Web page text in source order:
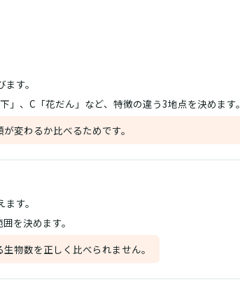
す。
」、C「花だん」など、特徴の違う3地点を決めます。
変わるか比べるためです。
す。
を決めます。
物数を正しく比べられません。